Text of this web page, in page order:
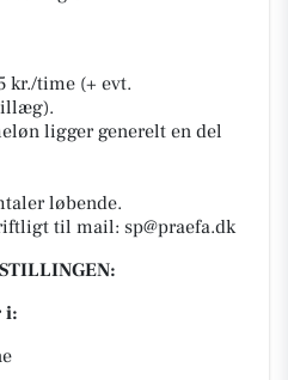
kr./time (+ evt.
ligger generelt en del
løbende.
til mail: sp@praefa.dk
i: